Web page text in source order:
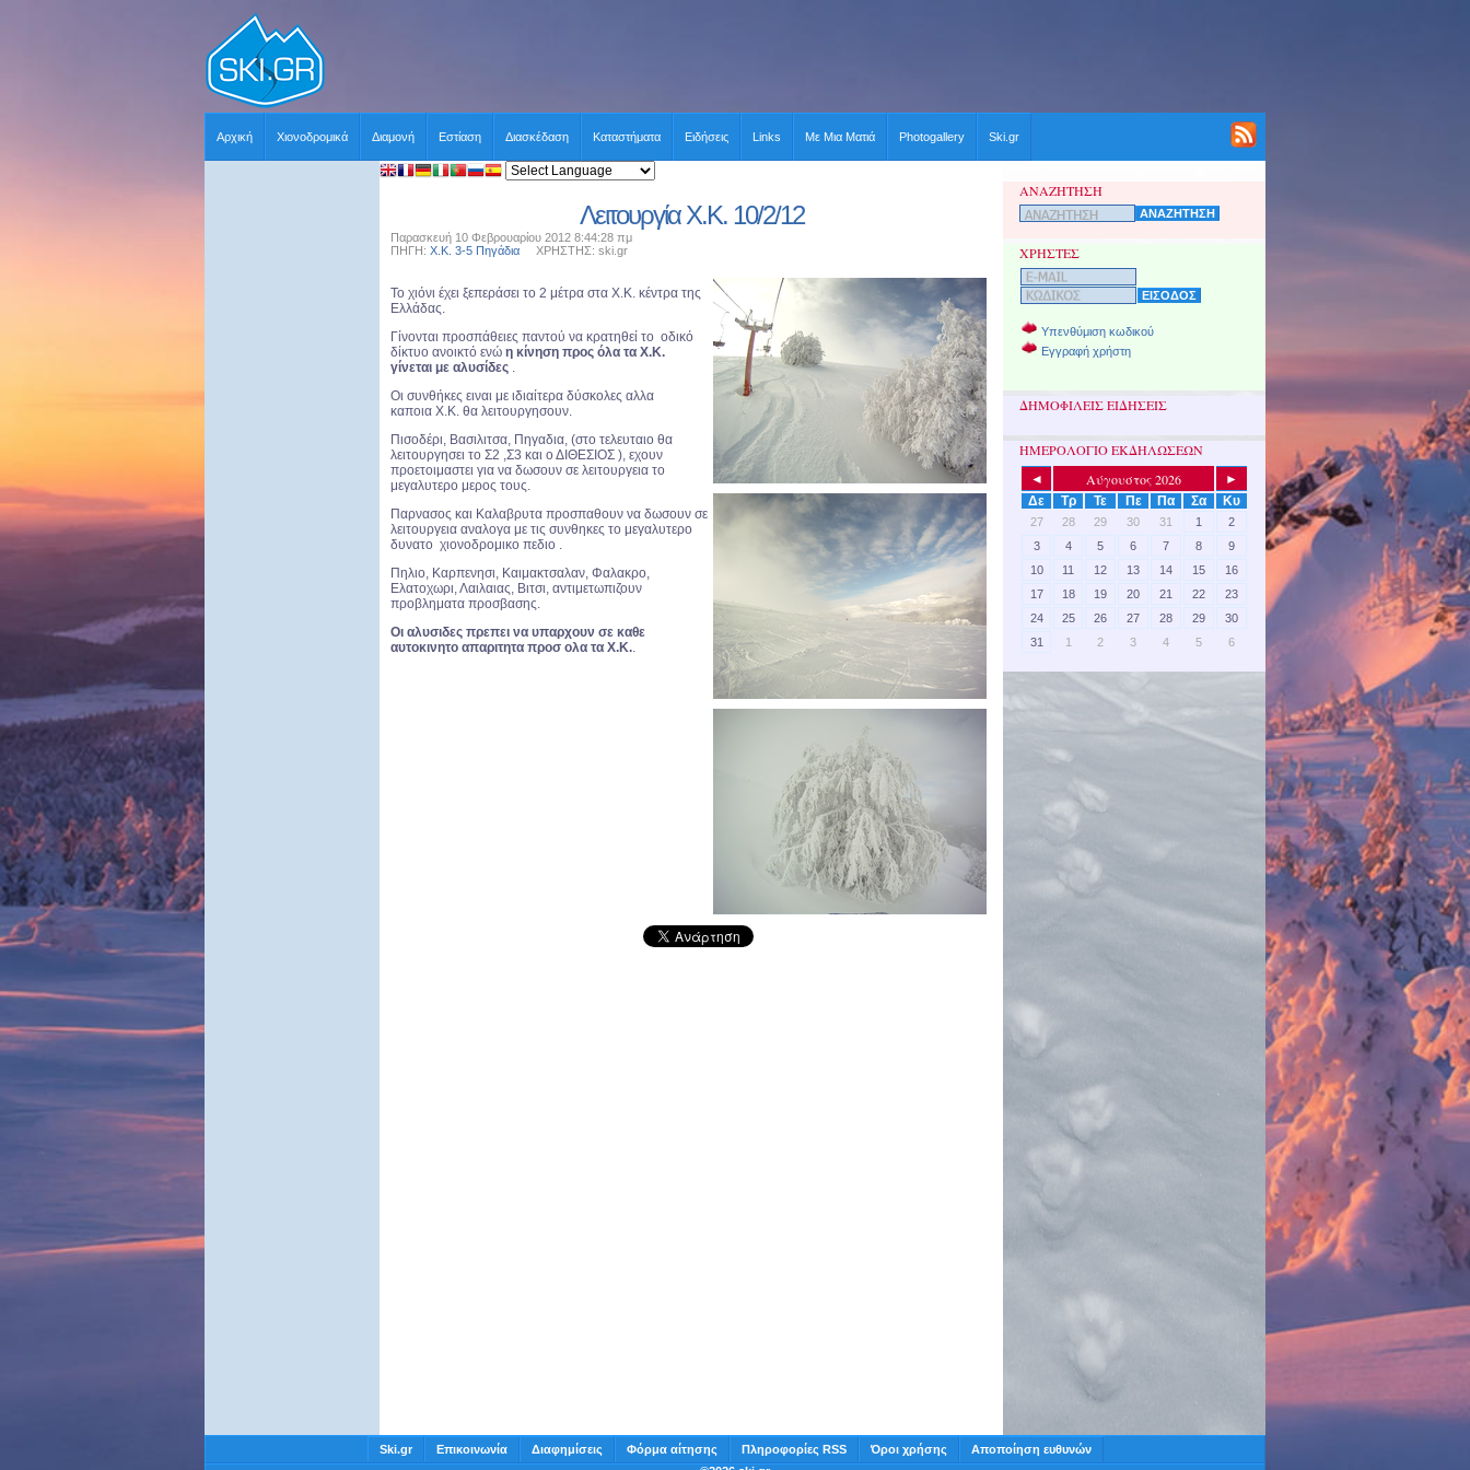
Αρχική Χιονοδρομικά Διαμονή Εστίαση Διασκέδαση Καταστήματα Ειδήσεις Links Με Μια Ματιά Photogallery Ski.gr
Λειτουργία X.K. 10/2/12
Παρασκευή 10 Φεβρουαρίου 2012 8:44:28 πμ
ΠΗΓΗ: Χ.Κ. 3-5 Πηγάδια ΧΡΗΣΤΗΣ: ski.gr
Το χιόνι έχει ξεπεράσει το 2 μέτρα στα X.K. κέντρα της
Ελλάδας.
Γίνονται προσπάθειες παντού να κρατηθεί το οδικό
δίκτυο ανοικτό ενώ η κίνηση προς όλα τα X.K.
γίνεται με αλυσίδες .
Οι συνθήκες ειναι με ιδιαίτερα δύσκολες αλλα
καποια X.K. θα λειτουργησουν.
Πισοδέρι, Βασιλιτσα, Πηγαδια, (στο τελευταιο θα
λειτουργησει το Σ2 ,Σ3 και ο ΔΙΘΕΣΙΟΣ ), εχουν
προετοιμαστει για να δωσουν σε λειτουργεια το
μεγαλυτερο μερος τους.
Παρνασος και Καλαβρυτα προσπαθουν να δωσουν σε
λειτουργεια αναλογα με τις συνθηκες το μεγαλυτερο
δυνατο χιονοδρομικο πεδιο .
Πηλιο, Καρπενησι, Καιμακτσαλαν, Φαλακρο,
Ελατοχωρι, Λαιλαιας, Βιτσι, αντιμετωπιζουν
προβληματα προσβασης.
Οι αλυσιδες πρεπει να υπαρχουν σε καθε
αυτοκινητο απαριτητα προσ ολα τα X.K..
ΑΝΑΖΗΤΗΣΗ
ΧΡΗΣΤΕΣ
Υπενθύμιση κωδικού
Εγγραφή χρήστη
ΔΗΜΟΦΙΛΕΙΣ ΕΙΔΗΣΕΙΣ
ΗΜΕΡΟΛΟΓΙΟ ΕΚΔΗΛΩΣΕΩΝ
◄ Αύγουστος 2026
►
Δε
Τρ Τε Πε Πα Σα Κυ
27 28 29 30 31 1
2
3
4 5 6 7 8
9
10
11 12 13 14 15
16
17
18 19 20 21 22
23
24
25 26 27 28 29
30
31
1 2 3 4 5 6
Ski.gr Επικοινωνία Διαφημίσεις Φόρμα αίτησης Πληροφορίες RSS Όροι χρήσης
Αποποίηση ευθυνών